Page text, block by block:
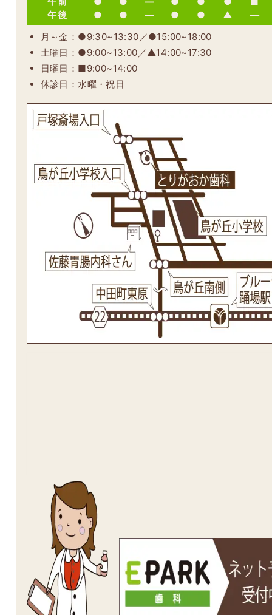
午後
● ● ― ● ● ▲
―
月～金：●9:30~13:30／●15:00~18:00
土曜日：●9:00~13:00／▲14:00~17:30
日曜日：■9:00~14:00
休診日：水曜・祝日